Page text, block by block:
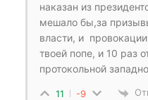
наказан из
мешало бы,за
власти, и
твоей попе, и 10 раз
протокольной
11 -9